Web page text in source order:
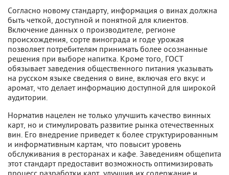
Согласно новому стандарту, информация о винах должна
быть четкой, доступной и понятной для клиентов.
Включение данных о производителе, регионе
происхождения, сорте винограда и годе урожая
позволяет потребителям принимать более осознанные
решения при выборе напитка. Кроме того, ГОСТ
обязывает заведения общественного питания указывать
на русском языке сведения о вине, включая его вкус и
аромат, что делает информацию доступной для широкой
аудитории.
Норматив нацелен не только улучшить качество винных
карт, но и стимулировать развитие рынка отечественных
вин. Его внедрение приведет к более структурированным
и информативным картам, что повысит уровень
обслуживания в ресторанах и кафе. Заведениям общепита
этот стандарт предоставит возможность оптимизировать
процесс разработки карт, улучшив их содержание и